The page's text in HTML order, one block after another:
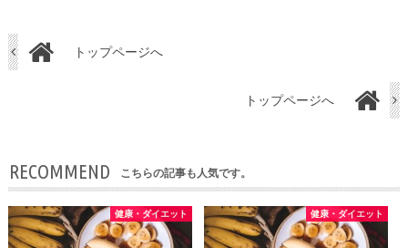
トップページへ
トップページへ
RECOMMEND こちらの記事も人気です。
健康・ダイエット 健康・ダイエット